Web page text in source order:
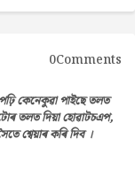
0Comments
কেনেকুৱা পাইছে তলত
তলত দিয়া হোৱাটচএপ,
শ্বেয়াৰ কৰি দিব ।